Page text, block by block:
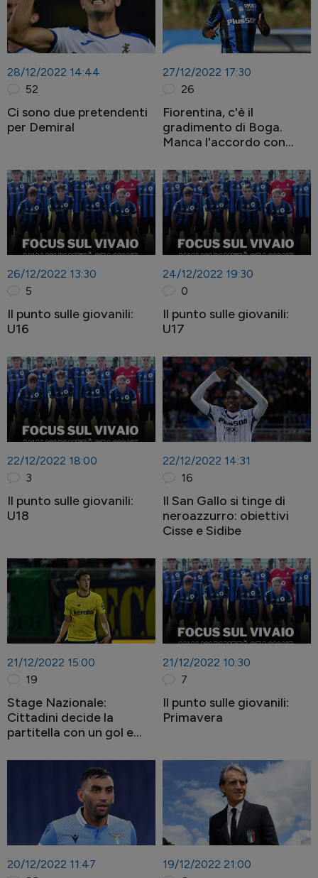
28/12/2022 14:44
52
Ci sono due pretendenti
per Demiral
27/12/2022 17:30
26
Fiorentina, c'è il
gradimento di Boga.
Manca l'accordo con
26/12/2022 13:30
5
Il punto sulle giovanili:
U16
24/12/2022 19:30
0
Il punto sulle giovanili:
U17
22/12/2022 18:00
3
Il punto sulle giovanili:
U18
22/12/2022 14:31
16
Il San Gallo si tinge di
neroazzurro: obiettivi
Cisse e Sidibe
21/12/2022 15:00
19
Stage Nazionale:
Cittadini decide la
partitella con un gol e
21/12/2022 10:30
7
Il punto sulle giovanili:
Primavera
20/12/2022 11:47
19/12/2022 21:00